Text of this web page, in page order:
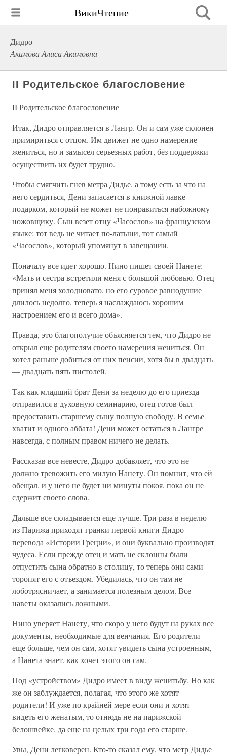
ВикиЧтение
Дидро
Акимова Алиса Акимовна
II Родительское благословение
II Родительское благословение
Итак, Дидро отправляется в Лангр. Он и сам уже склонен
примириться с отцом. Им движет не одно намерение
жениться, но и замысел серьезных работ, без поддержки
осуществить их будет трудно.
Чтобы смягчить гнев метра Дидье, а тому есть за что на
него сердиться, Дени запасается в книжной лавке
подарком, который не может не понравиться набожному
ножовщику. Сын везет отцу «Часослов» на французском
языке: тот ведь не читает по-латыни, тот самый
«Часослов», который упомянут в завещании.
Поначалу все идет хорошо. Нино пишет своей Нанете:
«Мать и сестра встретили меня с большой любовью. Отец
принял меня холодновато, но его суровое равнодушие
длилось недолго, теперь я наслаждаюсь хорошим
настроением его и всего дома».
Правда, это благополучие объясняется тем, что Дидро не
открыл еще родителям своего намерения жениться. Он
хотел раньше добиться от них пенсии, хотя бы в двадцать
— двадцать пять пистолей.
Так как младший брат Дени за неделю до его приезда
отправился в духовную семинарию, отец готов был
предоставить старшему сыну полную свободу. В семье
хватит и одного аббата! Дени может остаться в Лангре
навсегда, с полным правом ничего не делать.
Рассказав все невесте, Дидро добавляет, что это не
должно тревожить его милую Нанету. Он помнит, что ей
обещал, и у него не будет ни минуты покоя, пока он не
сдержит своего слова.
Дальше все складывается еще лучше. Три раза в неделю
из Парижа приходят гранки первой книги Дидро —
перевода «Истории Греции», и они буквально производят
чудеса. Если прежде отец и мать не склонны были
отпустить сына обратно в столицу, то теперь они сами
торопят его с отъездом. Убедилась, что он там не
лоботрясничает, а занимается полезным делом. Все
наветы оказались ложными.
Нино уверяет Нанету, что скоро у него будут на руках все
документы, необходимые для венчания. Его родители
еще больше, чем он сам, хотят увидеть сына устроенным,
а Нанета знает, как хочет этого он сам.
Под «устройством» Дидро имеет в виду женитьбу. Но как
же он заблуждается, полагая, что этого же хотят
родители! И уже по крайней мере если они и хотят
видеть его женатым, то отнюдь не на парижской
белошвейке, да еще на целых три года его старше.
Увы, Дени легковерен. Кто-то сказал ему, что метр Дидье